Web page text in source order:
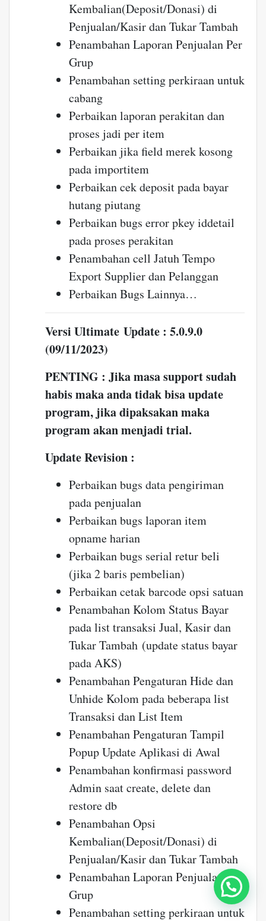
Kembalian(Deposit/Donasi) di
Penjualan/Kasir dan Tukar Tambah
Penambahan Laporan Penjualan Per
Grup
Penambahan setting perkiraan untuk
cabang
Perbaikan laporan perakitan dan
proses jadi per item
Perbaikan jika field merek kosong
pada importitem
Perbaikan cek deposit pada bayar
hutang piutang
Perbaikan bugs error pkey iddetail
pada proses perakitan
Penambahan cell Jatuh Tempo
Export Supplier dan Pelanggan
Perbaikan Bugs Lainnya…
Versi Ultimate Update : 5.0.9.0
(09/11/2023)
PENTING : Jika masa support sudah
habis maka anda tidak bisa update
program, jika dipaksakan maka
program akan menjadi trial.
Update Revision :
Perbaikan bugs data pengiriman
pada penjualan
Perbaikan bugs laporan item
opname harian
Perbaikan bugs serial retur beli
(jika 2 baris pembelian)
Perbaikan cetak barcode opsi satuan
Penambahan Kolom Status Bayar
pada list transaksi Jual, Kasir dan
Tukar Tambah (update status bayar
pada AKS)
Penambahan Pengaturan Hide dan
Unhide Kolom pada beberapa list
Transaksi dan List Item
Penambahan Pengaturan Tampil
Popup Update Aplikasi di Awal
Penambahan konfirmasi password
Admin saat create, delete dan
restore db
Penambahan Opsi
Kembalian(Deposit/Donasi) di
Penjualan/Kasir dan Tukar Tambah
Penambahan Laporan Penjualan Per
Grup
Penambahan setting perkiraan untuk